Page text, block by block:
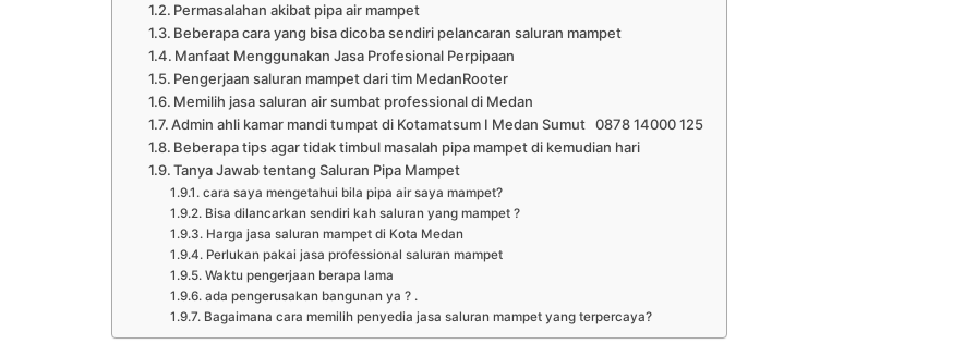
Permasalahan akibat pipa air mampet
Beberapa cara yang bisa dicoba sendiri pelancaran saluran mampet
Manfaat Menggunakan Jasa Profesional Perpipaan
Pengerjaan saluran mampet dari tim MedanRooter
Memilih jasa saluran air sumbat professional di Medan
Admin ahli kamar mandi tumpat di Kotamatsum I Medan Sumut 0878 14000 125
Beberapa tips agar tidak timbul masalah pipa mampet di kemudian hari
Tanya Jawab tentang Saluran Pipa Mampet
cara saya mengetahui bila pipa air saya mampet?
Bisa dilancarkan sendiri kah saluran yang mampet ?
Harga jasa saluran mampet di Kota Medan
Perlukan pakai jasa professional saluran mampet
Waktu pengerjaan berapa lama
ada pengerusakan bangunan ya ? .
Bagaimana cara memilih penyedia jasa saluran mampet yang terpercaya?